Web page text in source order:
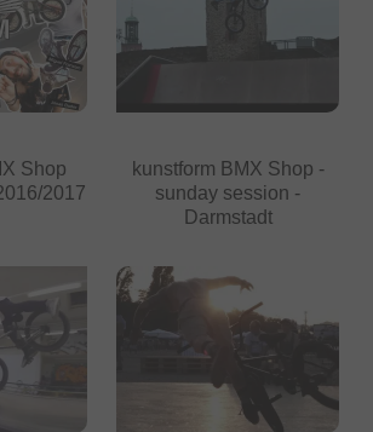
Shop
2017
kunstform BMX Shop -
sunday session -
Darmstadt